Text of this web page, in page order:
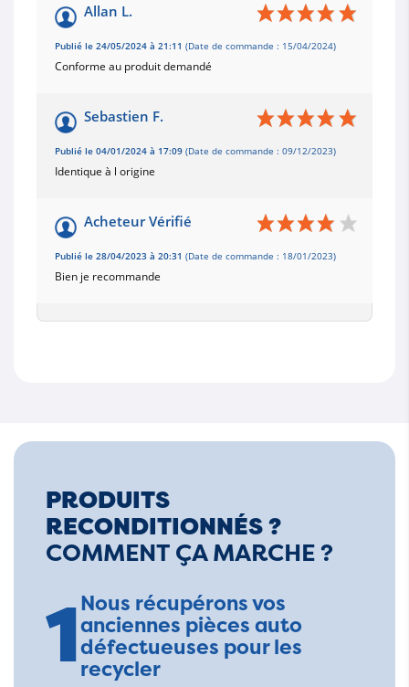
Allan L.
Publié le 24/05/2024 à 21:11 (Date de commande : 15/04/2024)
Conforme au produit demandé
Sebastien F.
Publié le 04/01/2024 à 17:09 (Date de commande : 09/12/2023)
Identique à l origine
Acheteur Vérifié
Publié le 28/04/2023 à 20:31 (Date de commande : 18/01/2023)
Bien je recommande
PRODUITS
RECONDITIONNÉS ?
COMMENT ÇA MARCHE ?
1Nous récupérons vos
anciennes pièces auto
défectueuses pour les
recycler